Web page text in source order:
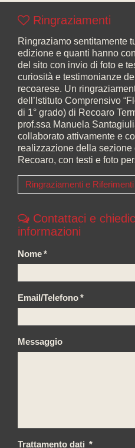
Ringraziamenti
Ringraziamo sentitamente
edizione e quanti hanno
del sito con invio di foto e
curiosità e testimonianze
recoarese. Un
dell’Istituto Comprensivo
di 1° grado) di Recoaro
prof.ssa Manuela
collaborato attivamente e
realizzazione della
Recoaro, con testi e foto
Ringraziamenti e
Contattaci e
informazioni
Nome*
Email/Telefono*
Messaggio
Trattamento dati *